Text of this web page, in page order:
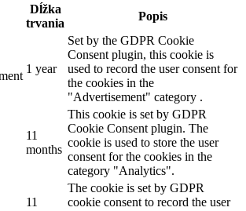
Dĺžka
trvania
Popis
1 year
Set by the GDPR Cookie
Consent plugin, this cookie is
used to record the user consent for
the cookies in the
"Advertisement" category .
11
months
This cookie is set by GDPR
Cookie Consent plugin. The
cookie is used to store the user
consent for the cookies in the
category "Analytics".
11
The cookie is set by GDPR
cookie consent to record the user